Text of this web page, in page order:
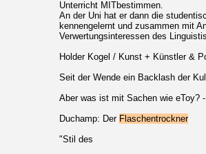
Unterricht MITbestimmen.
An der Uni hat er dann die
kennengelernt und zusammen mit
Verwertungsinteressen des
Holder Kogel / Kunst + Künstler &
Seit der Wende ein Backlash der
Aber was ist mit Sachen wie eToy?
Duchamp: Der Flaschentrockner
"Stil des